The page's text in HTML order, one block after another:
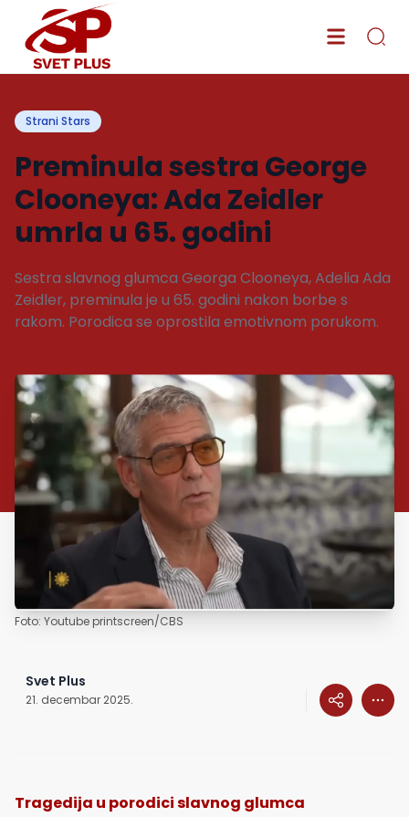
Strani Stars
Preminula sestra George
Clooneya: Ada Zeidler
umrla u 65. godini
Sestra slavnog glumca Georga Clooneya, Adelia Ada
Zeidler, preminula je u 65. godini nakon borbe s
rakom. Porodica se oprostila emotivnom porukom.
Foto: Youtube printscreen/CBS
Svet Plus
21. decembar 2025.
Tragedija u porodici slavnog glumca